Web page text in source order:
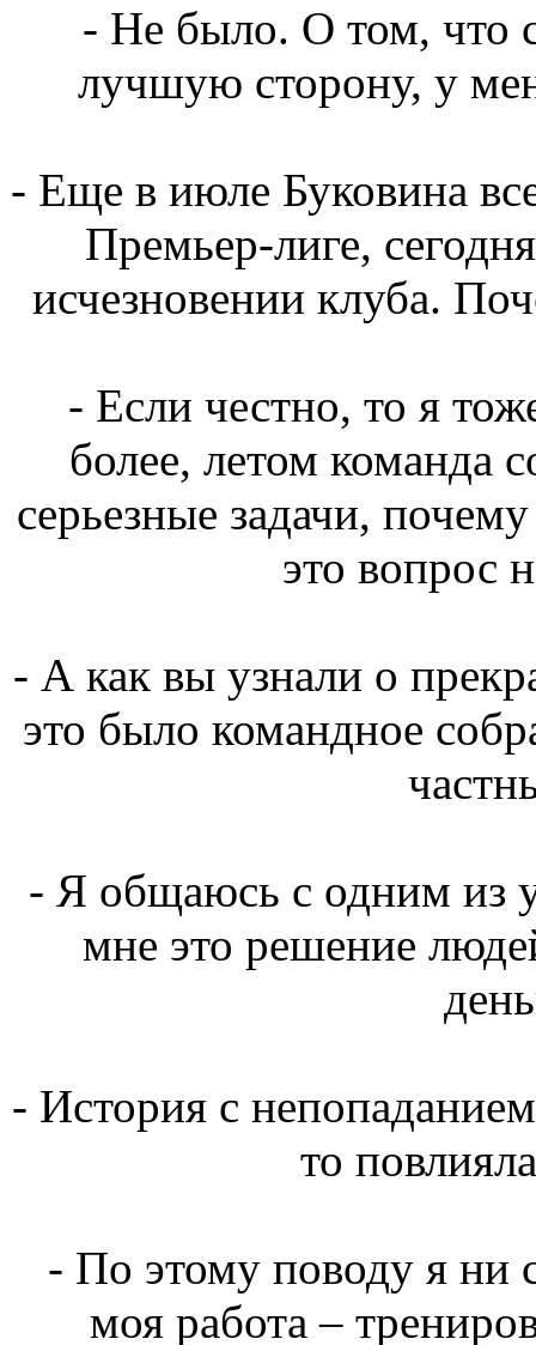
- Не было. О том, что
лучшую сторону, у
- Еще в июле Буковина
Премьер-лиге,
исчезновении клуба.
- Если честно, то я
более, летом команда
серьезные задачи,
это вопрос
- А как вы узнали о
это было командное
- Я общаюсь с одним из
мне это решение
- История с
то
- По этому поводу я ни
моя работа –